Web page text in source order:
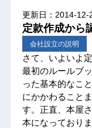
更新日：2014-12-
定款作成から
さて、いよいよ
最初のルールブ
った基本的なこ
にかかわること
す。正直、本屋
本になっており
会社設立の説明